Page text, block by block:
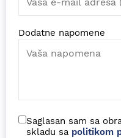
Dodatne napomene
Saglasan sam sa
skladu sa politikom